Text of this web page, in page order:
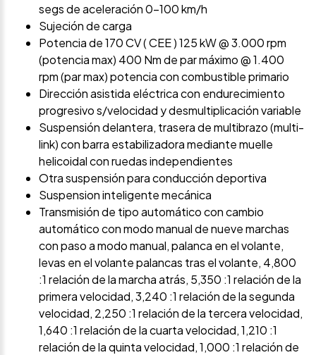
segs de aceleración 0-100 km/h
Sujeción de carga
Potencia de 170 CV ( CEE ) 125 kW @ 3.000 rpm
(potencia max) 400 Nm de par máximo @ 1.400
rpm (par max) potencia con combustible primario
Dirección asistida eléctrica con endurecimiento
progresivo s/velocidad y desmultiplicación variable
Suspensión delantera, trasera de multibrazo (multi-
link) con barra estabilizadora mediante muelle
helicoidal con ruedas independientes
Otra suspensión para conducción deportiva
Suspension inteligente mecánica
Transmisión de tipo automático con cambio
automático con modo manual de nueve marchas
con paso a modo manual, palanca en el volante,
levas en el volante palancas tras el volante, 4,800
:1 relación de la marcha atrás, 5,350 :1 relación de la
primera velocidad, 3,240 :1 relación de la segunda
velocidad, 2,250 :1 relación de la tercera velocidad,
1,640 :1 relación de la cuarta velocidad, 1,210 :1
relación de la quinta velocidad, 1,000 :1 relación de